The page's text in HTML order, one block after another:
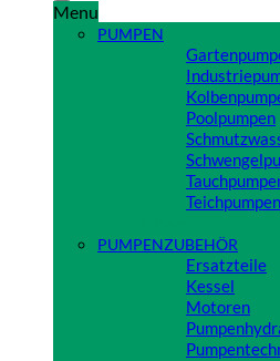
Menu
PUMPEN
Poolpumpen
Teichpumpen
PUMPENZUBEHÖR
Ersatzteile
Kessel
Motoren